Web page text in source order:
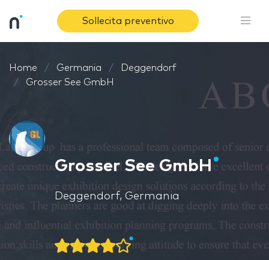
Sollecita preventivo
Home Germania
Deggendorf
Grosser See GmbH
Grosser See GmbH
Deggendorf, Germania